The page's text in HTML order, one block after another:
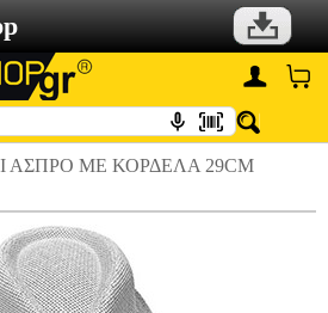
ΜΕ ΚΟΡΔΕΛΑ 29CM